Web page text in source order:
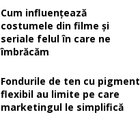
Cum influențează
costumele din filme și
seriale felul în care ne
îmbrăcăm
Fondurile de ten cu pigment
flexibil au limite pe care
marketingul le simplifică